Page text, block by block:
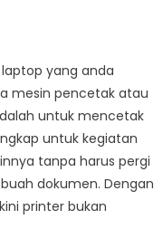
yang anda
mesin pencetak atau
untuk mencetak
untuk kegiatan
tanpa harus pergi
dokumen. Dengan
printer bukan